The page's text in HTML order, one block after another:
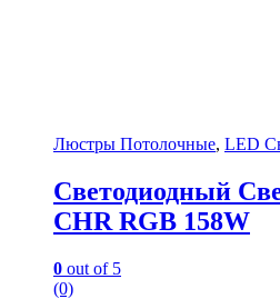
Люстры Потолочные, LED
Светодиодный
CHR RGB 158W
0 out of 5
(0)